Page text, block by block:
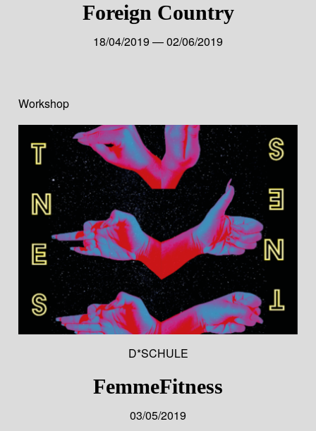
Foreign Country
18/04/2019 — 02/06/2019
Workshop
D*SCHULE
FemmeFitness
03/05/2019